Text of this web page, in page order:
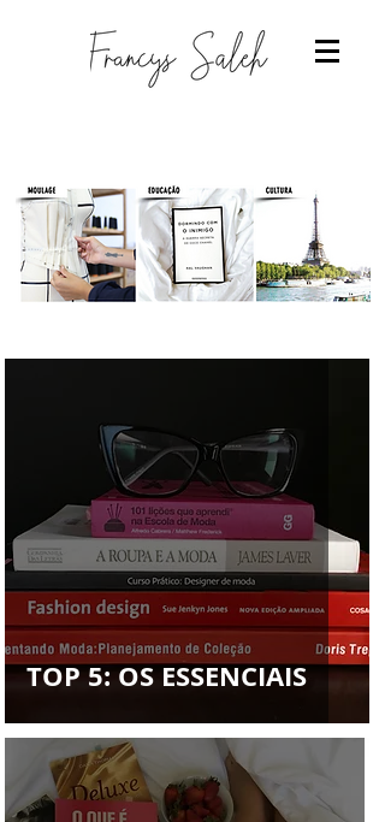
-Estudantes de
-Trabalhar com
-Estudar Moda
Francys Saleh
TOP 5: OS ESSENCIAIS